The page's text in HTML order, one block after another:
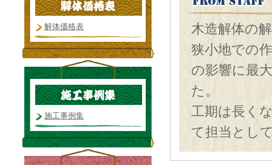
木造解体の
狭小地での
の影響に最
た。
工期は長く
て担当とし
解体価格表
施工事例集